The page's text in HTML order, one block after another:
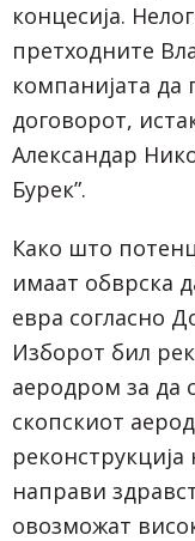
концесија.
претходните
компанијата
договорот,
Александар
Бурек”.
Како што
имаат обврска
евра согласно
Изборот бил
аеродром за да
скопскиот
направи
овозможат